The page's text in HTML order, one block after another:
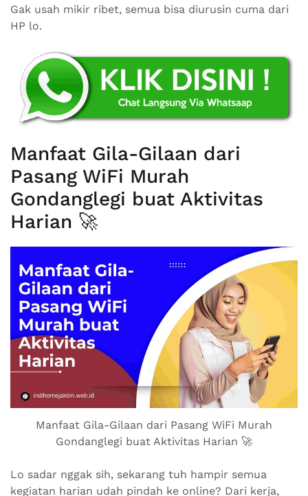
Gak usah mikir ribet, semua bisa diurusin cuma dari
HP lo.
Manfaat Gila-Gilaan dari
Pasang WiFi Murah
Gondanglegi buat Aktivitas
Harian 🚀
Manfaat Gila-Gilaan dari Pasang WiFi Murah
Gondanglegi buat Aktivitas Harian 🚀
Lo sadar nggak sih, sekarang tuh hampir semua
kegiatan harian udah pindah ke online? Dari kerja,